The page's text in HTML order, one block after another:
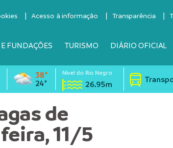
Acesso à informação Transparência
FUNDAÇÕES TURISMO DIÁRIO OFICIAL
38°
24°
Nível do Rio Negro
26.95m
de
11/5